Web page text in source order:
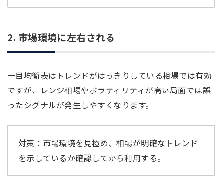
2. 市場環境に左右される
一目均衡表はトレンドがはっきりしている相場では有効
ですが、レンジ相場やボラティリティが高い局面では誤
ったシグナルが発生しやすくなります。
対策：市場環境を見極め、相場が明確なトレンド
を示しているか確認してから利用する。